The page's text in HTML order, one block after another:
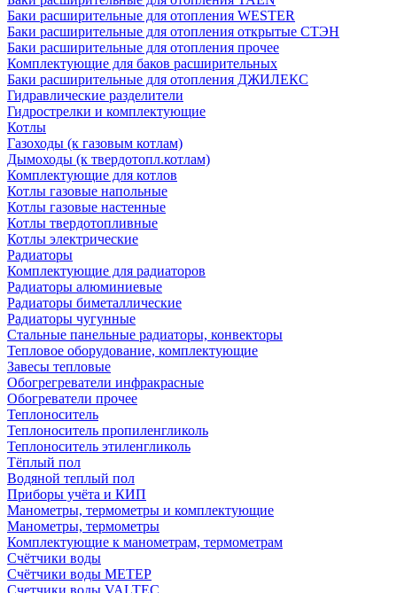
Баки расширительные для отопления WESTER
Баки расширительные для отопления открытые СТЭН
Баки расширительные для отопления прочее
Комплектующие для баков расширительных
Баки расширительные для отопления ДЖИЛЕКС
Гидравлические разделители
Гидрострелки и комплектующие
Котлы
Газоходы (к газовым котлам)
Дымоходы (к твердотопл.котлам)
Комплектующие для котлов
Котлы газовые напольные
Котлы газовые настенные
Котлы твердотопливные
Котлы электрические
Радиаторы
Комплектующие для радиаторов
Радиаторы алюминиевые
Радиаторы биметаллические
Радиаторы чугунные
Стальные панельные радиаторы, конвекторы
Тепловое оборудование, комплектующие
Завесы тепловые
Обогрегреватели инфракрасные
Обогреватели прочее
Теплоноситель
Теплоноситель пропиленгликоль
Теплоноситель этиленгликоль
Тёплый пол
Водяной теплый пол
Приборы учёта и КИП
Манометры, термометры и комплектующие
Манометры, термометры
Комплектующие к манометрам, термометрам
Счётчики воды
Счётчики воды МЕТЕР
Счетчики воды VALTEC